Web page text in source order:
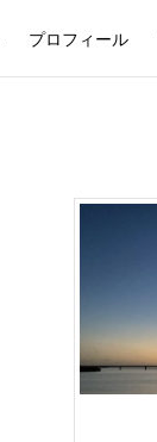
プロフィール